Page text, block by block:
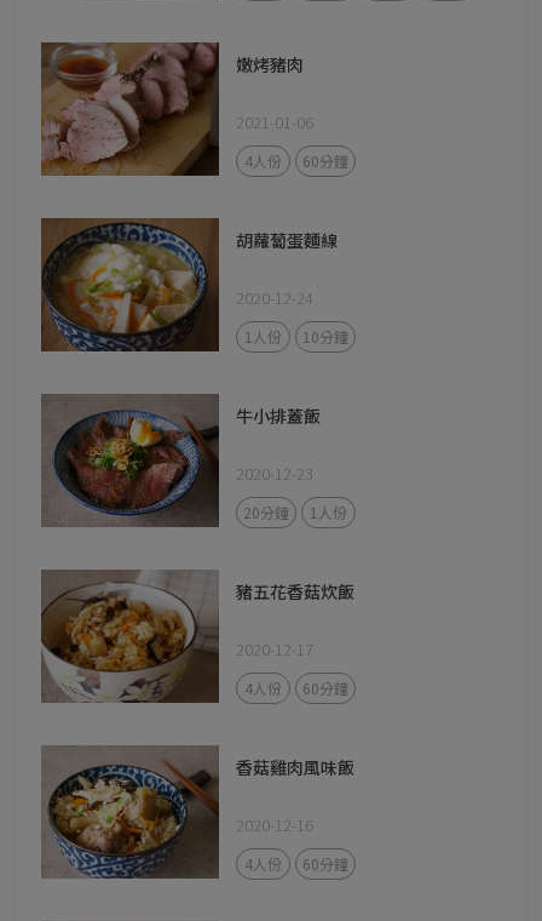
嫩烤豬肉
2021-01-06
4人份 60分鐘
胡蘿蔔蛋麵線
2020-12-24
1人份 10分鐘
牛小排蓋飯
2020-12-23
20分鐘 1人份
豬五花香菇炊飯
2020-12-17
4人份 60分鐘
香菇雞肉風味飯
2020-12-16
4人份 60分鐘